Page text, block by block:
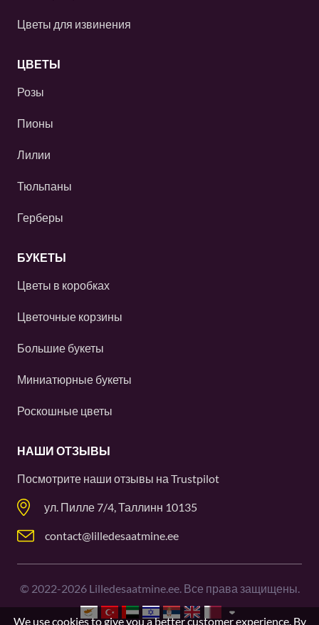
Цветы для извинения
ЦВЕТЫ
Розы
Пионы
Лилии
Тюльпаны
Герберы
БУКЕТЫ
Цветы в коробках
Цветочные корзины
Большие букеты
Миниатюрные букеты
Роскошные цветы
НАШИ ОТЗЫВЫ
Посмотрите наши отзывы на Trustpilot
ул. Пилле 7/4, Таллинн 10135
contact@lilledesaatmine.ee
© 2022-2026Lilledesaatmine.ee. Все права защищены.
We use cookies to give you a better customer experience. By